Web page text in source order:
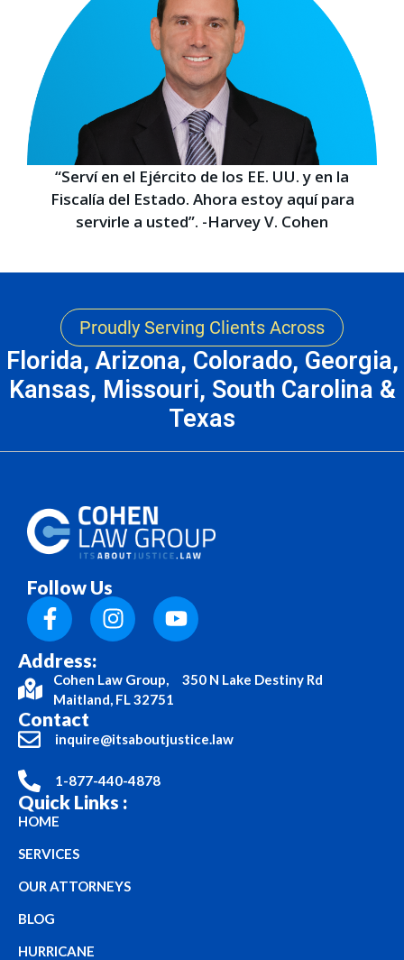
“Serví en el Ejército de los EE. UU. y en la
Fiscalía del Estado. Ahora estoy aquí para
servirle a usted”. -Harvey V. Cohen
Proudly Serving Clients Across
Florida, Arizona, Colorado, Georgia,
Kansas, Missouri, South Carolina &
Texas
Follow Us
Address:
Cohen Law Group, 350 N Lake Destiny Rd
Maitland, FL 32751
Contact
inquire@itsaboutjustice.law
1-877-440-4878
Quick Links :
HOME
SERVICES
OUR ATTORNEYS
BLOG
HURRICANE